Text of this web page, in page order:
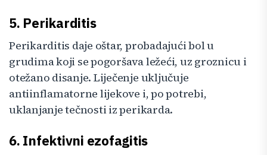
5. Perikarditis
Perikarditis daje oštar, probadajući bol u
grudima koji se pogoršava ležeći, uz groznicu i
otežano disanje. Liječenje uključuje
antiinflamatorne lijekove i, po potrebi,
uklanjanje tečnosti iz perikarda.
6. Infektivni ezofagitis